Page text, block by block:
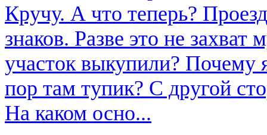
Кручу. А что теперь?
знаков. Разве это не
участок выкупили? Почему
пор там тупик? С другой
На каком осно...